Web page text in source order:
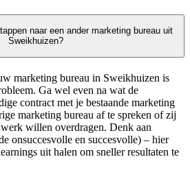
naar een ander marketing bureau uit
Sweikhuizen?
marketing bureau in Sweikhuizen is
Ga wel even na wat de
contract met je bestaande marketing
marketing bureau af te spreken of zij
willen overdragen. Denk aan
onsuccesvolle en succesvolle) – hier
uit halen om sneller resultaten te